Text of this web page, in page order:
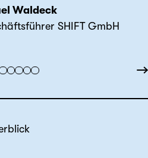
Waldeck
SHIFT GmbH
→